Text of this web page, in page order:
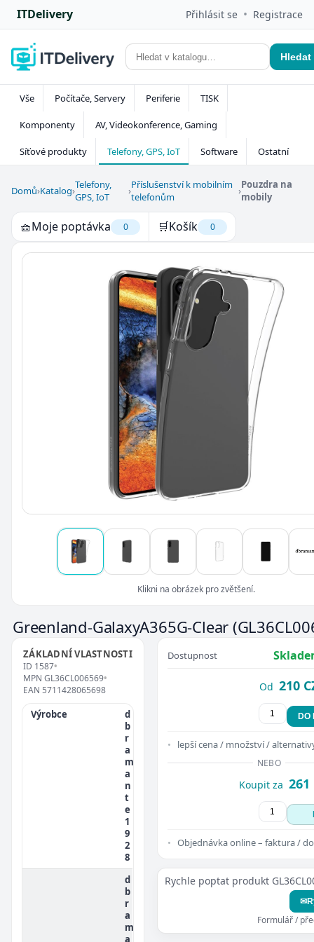
ITDelivery Přihlásit se • Registrace
Hledat
Vše Počítače, Servery Periferie TISK
Komponenty AV, Videokonference, Gaming
Síťové produkty Telefony, GPS, IoT Software Ostatní
Domů›Katalog›Telefony,
GPS, IoT
›Příslušenství k mobilním
telefonům
›Pouzdra na
mobily
🧺Moje poptávka 0 🛒Košík 0
Klikni na obrázek pro zvětšení.
Greenland-GalaxyA365G-Clear
ZÁKLADNÍ VLASTNOSTI
ID 1587•
MPN GL36CL006569•
EAN 5711428065698
Výrobce
d
b
r
a
m
a
n
t
e
1
9
2
8
d
b
r
a
m
a
Dostupnost
Od 210
DO
lepší cena / množství /
NEBO
Koupit za 261
Objednávka online – faktura /
Rychle poptat produkt
✉
Formulář /